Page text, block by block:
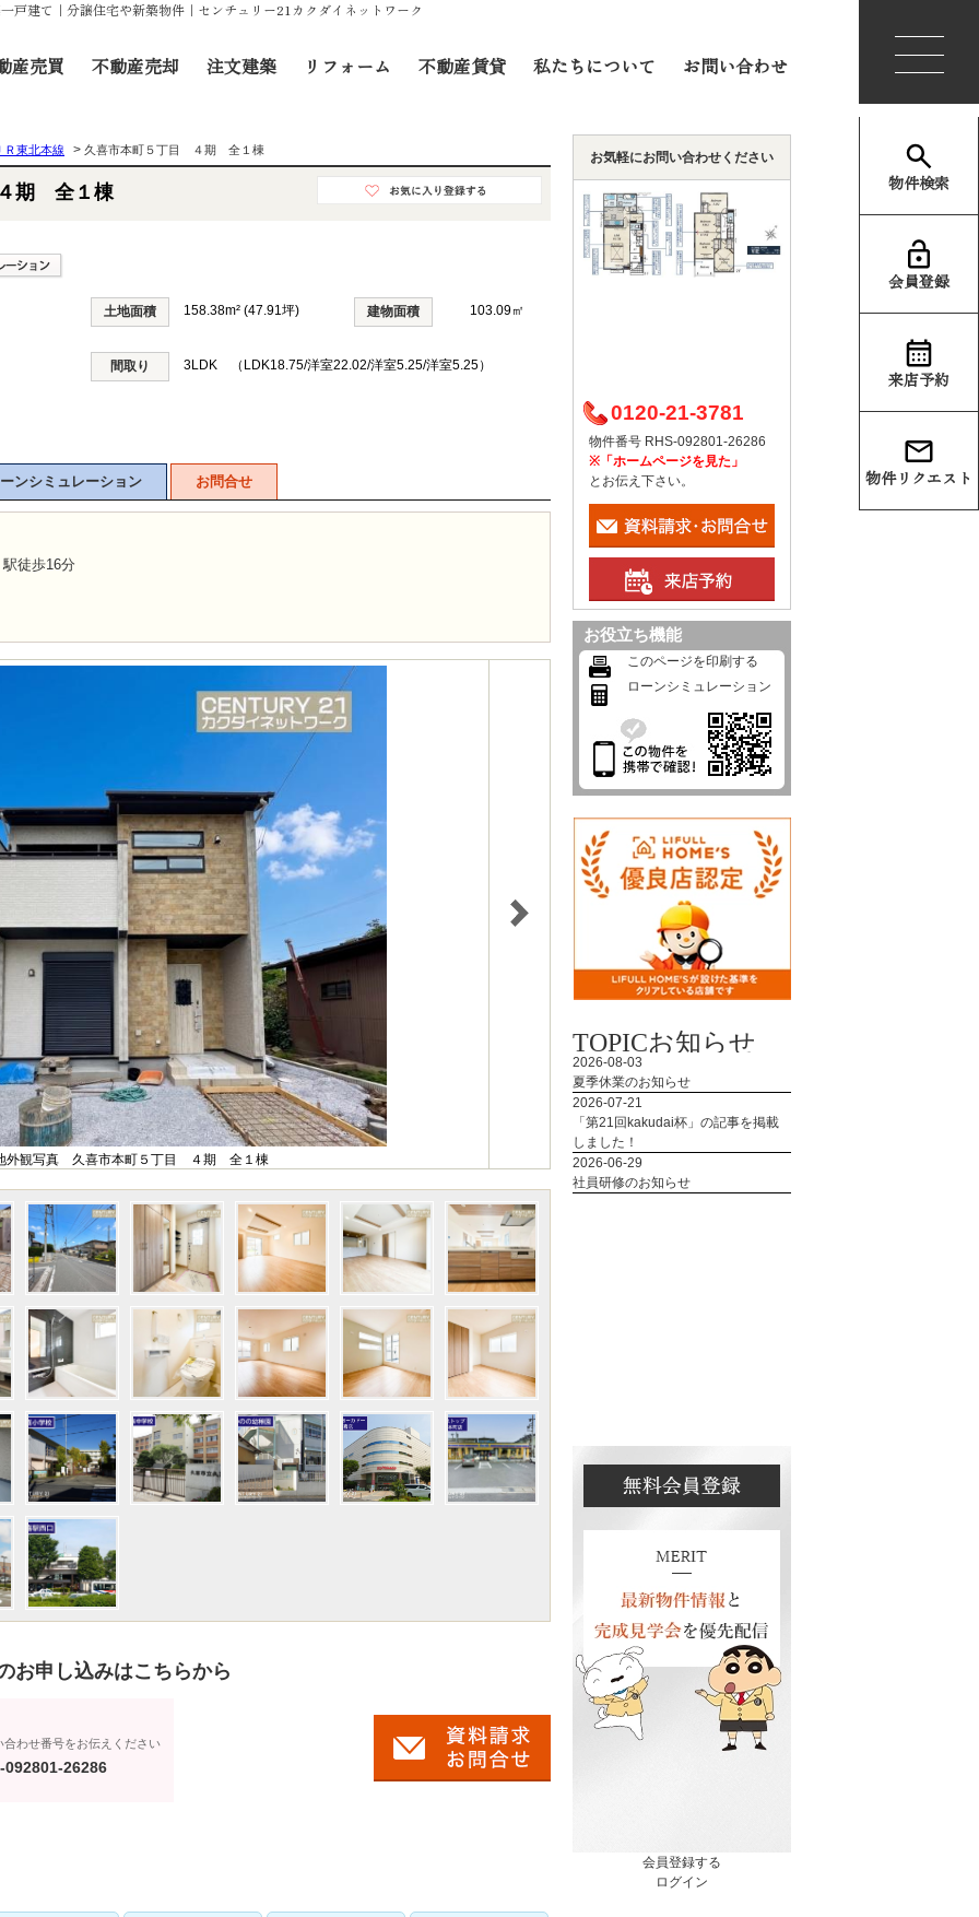
建て｜分譲住宅や新築物件｜センチュリー21カクダイネットワーク
産売買 不動産売却 注文建築 リフォーム 不動産賃貸 私たちについて お問い合わせ
会員登録 ログイン
物件検索
会員登録
来店予約
物件リクエスト
Ｒ東北本線 > 久喜市本町５丁目 ４期 全１棟
期 全１棟
土地面積 158.38m² (47.91坪) 建物面積 103.09㎡
間取り 3LDK （LDK18.75/洋室22.02/洋室5.25/洋室5.25）
ンシミュレーション お問合せ
徒歩16分
外観写真 久喜市本町５丁目 ４期 全１棟
お申し込みはこちらから
合わせ番号をお伝えください
092801-26286
お気軽にお問い合わせください
0120-21-3781
物件番号 RHS-092801-26286
※「ホームページを見た」
とお伝え下さい。
お役立ち機能
このページを印刷する
ローンシミュレーション
TOPICお知らせ
会員登録する
ログイン